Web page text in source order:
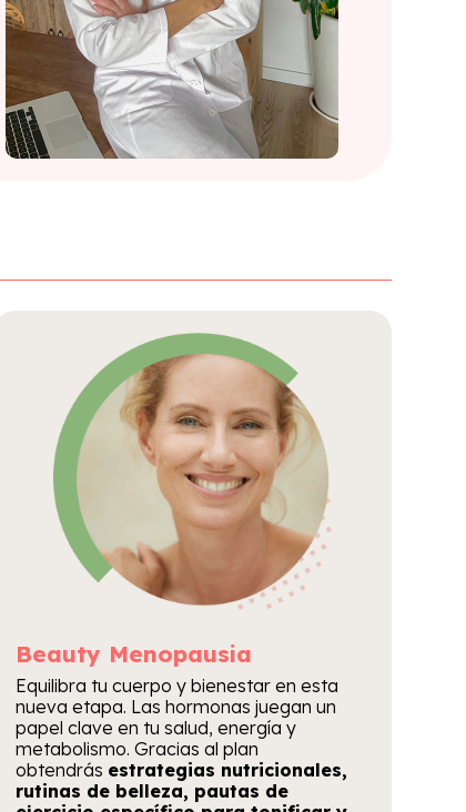
Beauty Menopausia
Equilibra tu cuerpo y bienestar en esta
nueva etapa. Las hormonas juegan un
papel clave en tu salud, energía y
metabolismo. Gracias al plan
obtendrás estrategias nutricionales,
rutinas de belleza, pautas de